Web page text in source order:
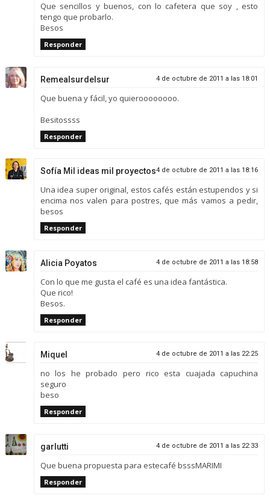
Que sencillos y buenos, con lo cafetera que soy , esto
tengo que probarlo.
Besos
Responder
Remealsurdelsur 4 de octubre de 2011 a las 18:01
Que buena y fácil, yo quieroooooooo.
Besitossss
Responder
Sofía Mil ideas mil proyectos4 de octubre de 2011 a las 18:16
Una idea super original, estos cafés están estupendos y si
encima nos valen para postres, que más vamos a pedir,
besos
Responder
Alicia Poyatos 4 de octubre de 2011 a las 18:58
Con lo que me gusta el café es una idea fantástica.
Que rico!
Besos.
Responder
Miquel 4 de octubre de 2011 a las 22:25
no los he probado pero rico esta cuajada capuchina
seguro
beso
Responder
garlutti 4 de octubre de 2011 a las 22:33
Que buena propuesta para estecafé bsssMARIMI
Responder